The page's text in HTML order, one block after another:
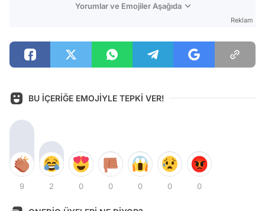
Yorumlar ve Emojiler Aşağıda
Reklam
BU İÇERİĞE EMOJİYLE TEPKİ VER!
9 2 0 0 0 0 0